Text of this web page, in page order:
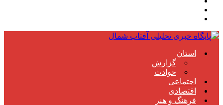
استان
گزارش
حوادث
اجتماعی
اقتصادی
فرهنگ و هنر